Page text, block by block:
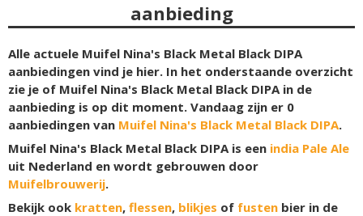
aanbieding
Alle actuele Muifel Nina's Black Metal Black DIPA
aanbiedingen vind je hier. In het onderstaande overzicht
zie je of Muifel Nina's Black Metal Black DIPA in de
aanbieding is op dit moment. Vandaag zijn er 0
aanbiedingen van Muifel Nina's Black Metal Black DIPA.
Muifel Nina's Black Metal Black DIPA is een india Pale Ale
uit Nederland en wordt gebrouwen door
Muifelbrouwerij.
Bekijk ook kratten, flessen, blikjes of fusten bier in de